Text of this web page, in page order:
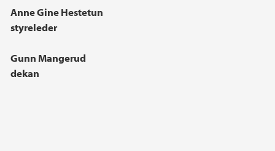
Anne Gine Hestetun
styreleder
Gunn Mangerud
dekan